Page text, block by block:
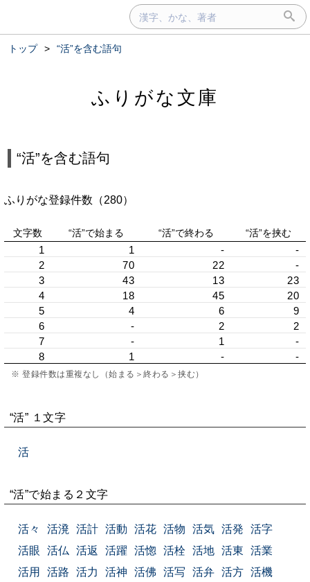
トップ > “活”を含む語句
ふりがな文庫
“活”を含む語句
ふりがな登録件数（280）
文字数 “活”で始まる “活”で終わる “活”を挟む
1 1 -
-
2
70 22
-
3
43 13
23
4
18 45
20
5
4 6
9
6
- 2
2
7
- 1
-
8
1 - -
※ 登録件数は重複なし（始まる＞終わる＞挟む）
“活” １文字
活
“活”で始まる２文字
活々 活溌 活計 活動 活花 活物 活気 活発
活字
活眼
活仏 活返 活躍 活惚 活栓 活地 活東
活業
活用
活路 活力 活神 活佛 活写 活弁 活方 活機